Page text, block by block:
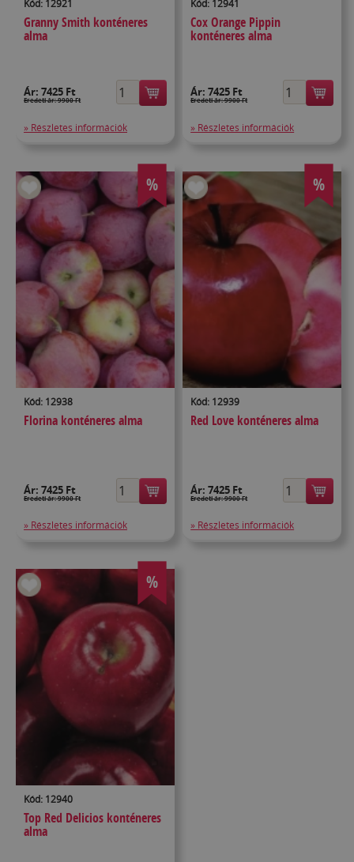
Kód: 12921
Granny Smith konténeres
alma
Ár: 7425 Ft
Eredeti ár: 9900 Ft
» Részletes információk
Kód: 12941
Cox Orange Pippin
konténeres alma
Ár:7425 Ft
Eredeti ár: 9900 Ft
» Részletes információk
%
Kód: 12938
Florina konténeres alma
Ár: 7425 Ft
Eredeti ár: 9900 Ft
» Részletes információk
%
Kód: 12939
Red Love konténeres alma
Ár:7425 Ft
Eredeti ár: 9900 Ft
» Részletes információk
%
Kód: 12940
Top Red Delicios konténeres
alma